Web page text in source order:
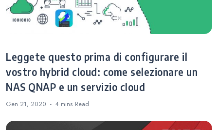
Leggete questo prima di configurare il
vostro hybrid cloud: come selezionare un
NAS QNAP e un servizio cloud
Gen 21, 2020 4 mins Read